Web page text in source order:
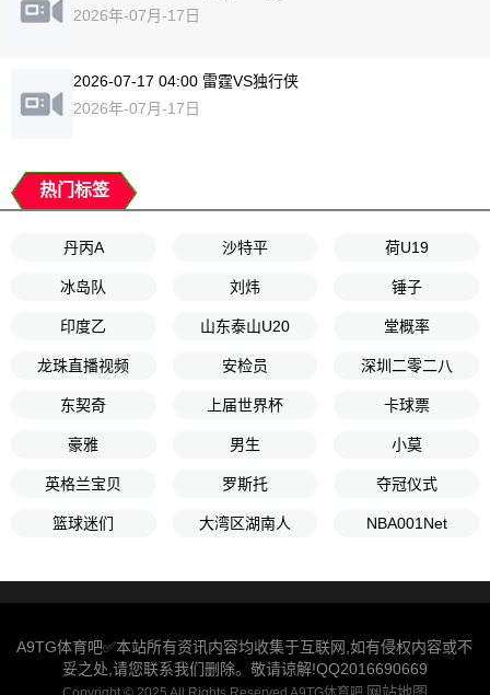
2026年-07月-17日
2026-07-17 04:00 雷霆VS独行侠
2026年-07月-17日
热门标签
丹丙A 沙特平 荷U19
冰岛队 刘炜 锤子
印度乙 山东泰山U20 堂概率
龙珠直播视频 安检员 深圳二零二八
东契奇 上届世界杯 卡球票
豪雅 男生 小莫
英格兰宝贝 罗斯托 夺冠仪式
篮球迷们 大湾区湖南人 NBA001Net
A9TG体育吧✅本站所有资讯内容均收集于互联网,如有侵权内容或不
妥之处,请您联系我们删除。敬请谅解!QQ2016690669